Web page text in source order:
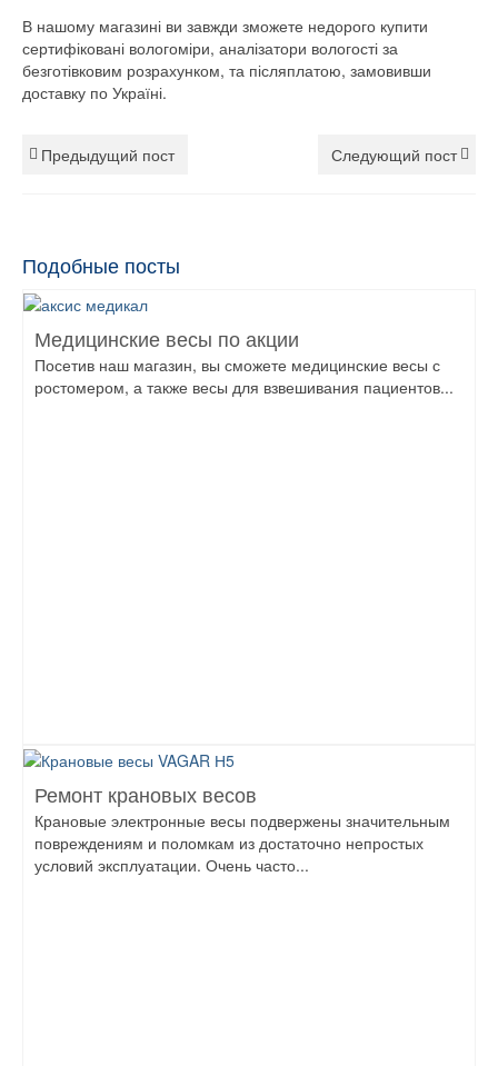
В нашому магазині ви завжди зможете недорого купити
сертифіковані вологоміри, аналізатори вологості за
безготівковим розрахунком, та післяплатою, замовивши
доставку по Україні.
Предыдущий пост Следующий пост
Подобные посты
Медицинские весы по акции
Посетив наш магазин, вы сможете медицинские весы с
ростомером, а также весы для взвешивания пациентов...
Ремонт крановых весов
Крановые электронные весы подвержены значительным
повреждениям и поломкам из достаточно непростых
условий эксплуатации. Очень часто...